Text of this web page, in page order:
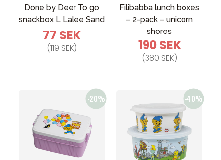
Done by Deer To go
snackbox L Lalee Sand
77 SEK
(119 SEK)
Filibabba lunch boxes
– 2-pack – unicorn
shores
190 SEK
(380 SEK)